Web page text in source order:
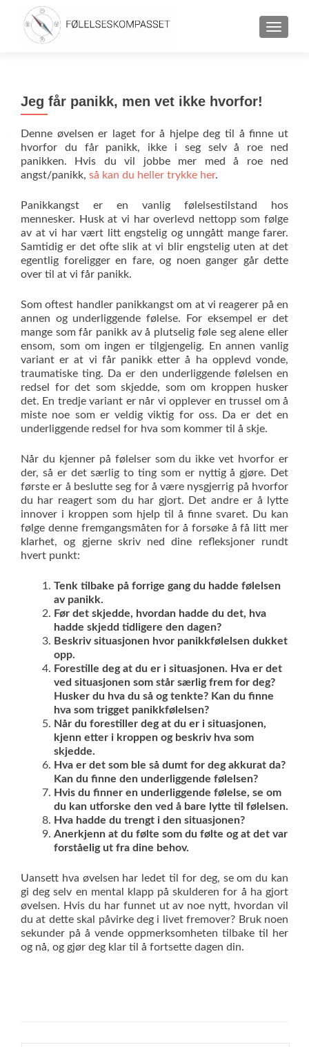
Jeg får panikk, men vet ikke hvorfor!
Denne øvelsen er laget for å hjelpe deg til å finne ut
hvorfor du får panikk, ikke i seg selv å roe ned
panikken. Hvis du vil jobbe mer med å roe ned
angst/panikk, så kan du heller trykke her.
Panikkangst er en vanlig følelsestilstand hos
mennesker. Husk at vi har overlevd nettopp som følge
av at vi har vært litt engstelig og unngått mange farer.
Samtidig er det ofte slik at vi blir engstelig uten at det
egentlig foreligger en fare, og noen ganger går dette
over til at vi får panikk.
Som oftest handler panikkangst om at vi reagerer på en
annen og underliggende følelse. For eksempel er det
mange som får panikk av å plutselig føle seg alene eller
ensom, som om ingen er tilgjengelig. En annen vanlig
variant er at vi får panikk etter å ha opplevd vonde,
traumatiske ting. Da er den underliggende følelsen en
redsel for det som skjedde, som om kroppen husker
det. En tredje variant er når vi opplever en trussel om å
miste noe som er veldig viktig for oss. Da er det en
underliggende redsel for hva som kommer til å skje.
Når du kjenner på følelser som du ikke vet hvorfor er
der, så er det særlig to ting som er nyttig å gjøre. Det
første er å beslutte seg for å være nysgjerrig på hvorfor
du har reagert som du har gjort. Det andre er å lytte
innover i kroppen som hjelp til å finne svaret. Du kan
følge denne fremgangsmåten for å forsøke å få litt mer
klarhet, og gjerne skriv ned dine refleksjoner rundt
hvert punkt:
Tenk tilbake på forrige gang du hadde følelsen
av panikk.
Før det skjedde, hvordan hadde du det, hva
hadde skjedd tidligere den dagen?
Beskriv situasjonen hvor panikkfølelsen dukket
opp.
Forestille deg at du er i situasjonen. Hva er det
ved situasjonen som står særlig frem for deg?
Husker du hva du så og tenkte? Kan du finne
hva som trigget panikkfølelsen?
Når du forestiller deg at du er i situasjonen,
kjenn etter i kroppen og beskriv hva som
skjedde.
Hva er det som ble så dumt for deg akkurat da?
Kan du finne den underliggende følelsen?
Hvis du finner en underliggende følelse, se om
du kan utforske den ved å bare lytte til følelsen.
Hva hadde du trengt i den situasjonen?
Anerkjenn at du følte som du følte og at det var
forståelig ut fra dine behov.
Uansett hva øvelsen har ledet til for deg, se om du kan
gi deg selv en mental klapp på skulderen for å ha gjort
øvelsen. Hvis du har funnet ut av noe nytt, hvordan vil
du at dette skal påvirke deg i livet fremover? Bruk noen
sekunder på å vende oppmerksomheten tilbake til her
og nå, og gjør deg klar til å fortsette dagen din.